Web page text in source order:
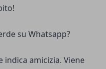
su Whatsapp?
indica amicizia. Viene